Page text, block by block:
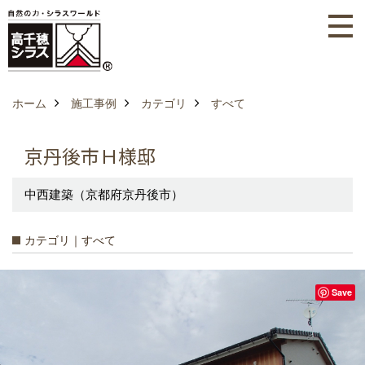
ホーム 施工事例 カテゴリ すべて
京丹後市Ｈ様邸
中西建築（京都府京丹後市）
カテゴリ｜すべて
Save